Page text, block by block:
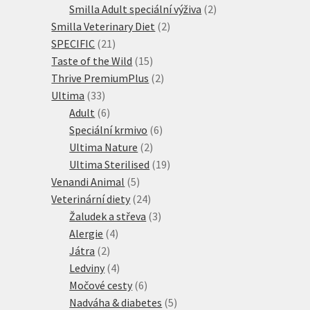
produkty
Smilla Adult speciální výživa 22
Smilla Veterinary Diet 22
SPECIFIC 21 21
produktů
Taste of the Wild 1515
produktů
Thrive PremiumPlus 22
Ultima 3333
produktů
Adult 66
produktů
Speciální krmivo 66
Ultima Nature 22
produkty
Ultima Sterilised 1919
Venandi Animal 55
produktů
Veterinární diety 2424
produktů
Žaludek a střeva 33
Alergie 44
Játra 22
produkty
Ledviny 44
produkty
Močové cesty 66
produktů
Nadváha & diabetes 55